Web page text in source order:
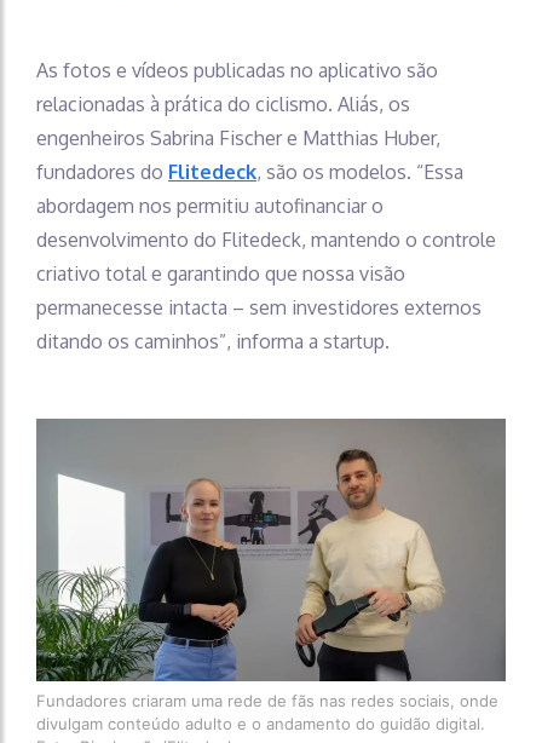
As fotos e vídeos publicadas no aplicativo são
relacionadas à prática do ciclismo. Aliás, os
engenheiros Sabrina Fischer e Matthias Huber,
fundadores do Flitedeck, são os modelos. “Essa
abordagem nos permitiu autofinanciar o
desenvolvimento do Flitedeck, mantendo o controle
criativo total e garantindo que nossa visão
permanecesse intacta – sem investidores externos
ditando os caminhos”, informa a startup.
Fundadores criaram uma rede de fãs nas redes sociais, onde
divulgam conteúdo adulto e o andamento do guidão digital.